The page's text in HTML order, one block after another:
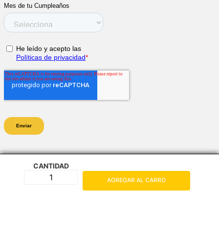
CANTIDAD
AGREGAR AL CARRO